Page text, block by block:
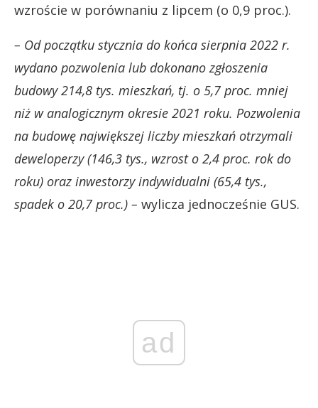
wzroście w porównaniu z lipcem (o 0,9 proc.).
– Od początku stycznia do końca sierpnia 2022 r.
wydano pozwolenia lub dokonano zgłoszenia
budowy 214,8 tys. mieszkań, tj. o 5,7 proc. mniej
niż w analogicznym okresie 2021 roku. Pozwolenia
na budowę największej liczby mieszkań otrzymali
deweloperzy (146,3 tys., wzrost o 2,4 proc. rok do
roku) oraz inwestorzy indywidualni (65,4 tys.,
spadek o 20,7 proc.) – wylicza jednocześnie GUS.
ad